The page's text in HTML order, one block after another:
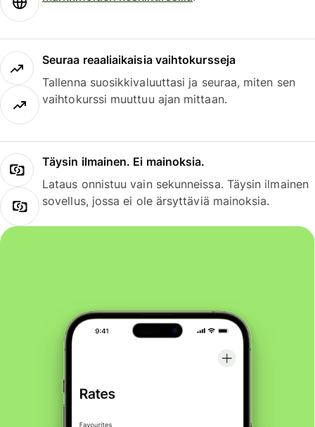
Seuraa reaaliaikaisia vaihtokursseja
Tallenna suosikkivaluuttasi ja seuraa, miten sen
vaihtokurssi muuttuu ajan mittaan.
Täysin ilmainen. Ei mainoksia.
Lataus onnistuu vain sekunneissa. Täysin ilmainen
sovellus, jossa ei ole ärsyttäviä mainoksia.